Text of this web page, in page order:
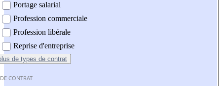
Portage salarial
Profession commerciale
Profession libérale
Reprise d'entreprise
de types de contrat
CONTRAT